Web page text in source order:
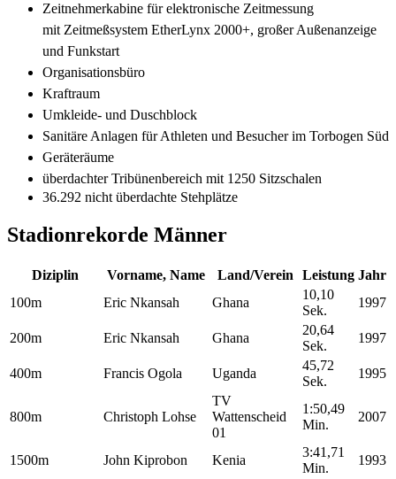
Zeitnehmerkabine für elektronische Zeitmessung
mit Zeitmeßsystem EtherLynx 2000+, großer Außenanzeige
und Funkstart
Organisationsbüro
Kraftraum
Umkleide- und Duschblock
Sanitäre Anlagen für Athleten und Besucher im Torbogen Süd
Geräteräume
überdachter Tribünenbereich mit 1250 Sitzschalen
36.292 nicht überdachte Stehplätze
Stadionrekorde Männer
Diziplin Vorname, Name Land/Verein Leistung Jahr
100m
Eric Nkansah Ghana
10,10
Sek.
1997
200m Eric Nkansah Ghana
20,64
Sek.
1997
400m Francis Ogola Uganda
45,72
Sek.
1995
800m Christoph Lohse
TV
Wattenscheid
01
1:50,49
Min.
2007
1500m John Kiprobon Kenia
3:41,71
Min.
1993